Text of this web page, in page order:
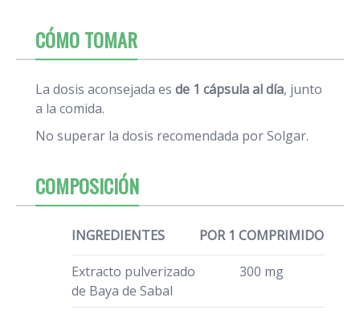
CÓMO TOMAR
La dosis aconsejada es de 1 cápsula al día, junto
a la comida.
No superar la dosis recomendada por Solgar.
COMPOSICIÓN
INGREDIENTES POR 1 COMPRIMIDO
Extracto pulverizado
de Baya de Sabal
300 mg